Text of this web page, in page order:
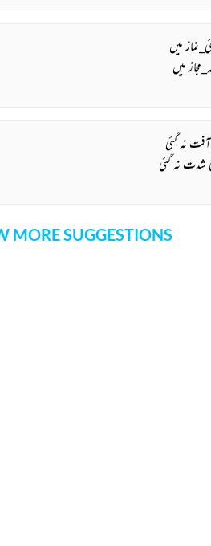
میں
میں
نہ گئی
شدت نہ گئی
MORE SUGGESTIONS